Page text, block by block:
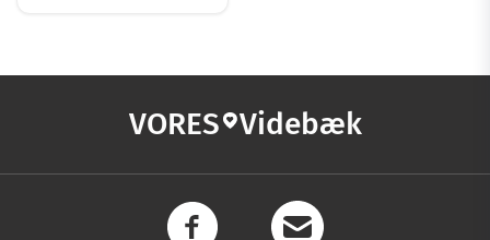
VORES Videbæk